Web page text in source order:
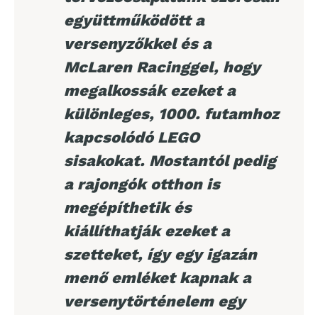
együttműködött a
versenyzőkkel és a
McLaren Racinggel, hogy
megalkossák ezeket a
különleges, 1000. futamhoz
kapcsolódó LEGO
sisakokat. Mostantól pedig
a rajongók otthon is
megépíthetik és
kiállíthatják ezeket a
szetteket, így egy igazán
menő emléket kapnak a
versenytörténelem egy